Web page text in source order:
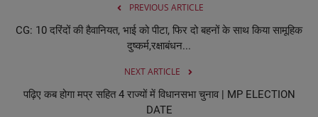
PREVIOUS ARTICLE
CG: 10 दरिंदों की हैवानियत, भाई को पीटा, फिर दो बहनों के साथ किया सामूहिक
दुष्कर्म,रक्षाबंधन...
NEXT ARTICLE
पढ़िए कब होगा मप्र सहित 4 राज्यों में विधानसभा चुनाव | MP ELECTION
DATE